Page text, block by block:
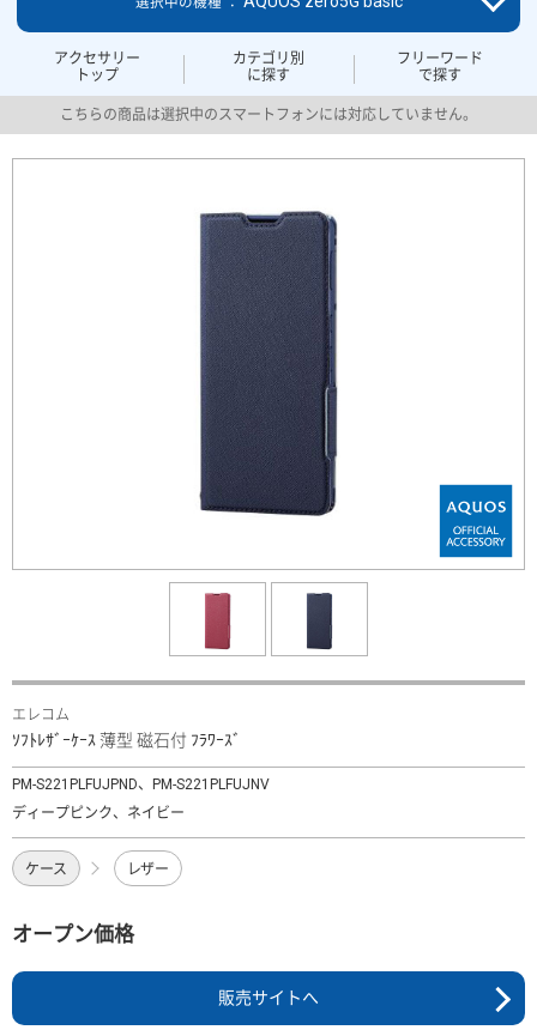
アクセサリー
トップ
カテゴリ別
に探す
フリーワード
で探す
こちらの商品は選択中のスマートフォンには対応していません。
エレコム
ｿﾌﾄﾚｻﾞｰｹｰｽ 薄型 磁石付 ﾌﾗﾜｰｽﾞ
PM-S221PLFUJPND、PM-S221PLFUJNV
ディープピンク、ネイビー
ケース レザー
オープン価格
販売サイトへ